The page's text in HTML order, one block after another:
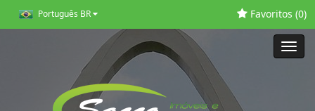
Português BR Favoritos (0)